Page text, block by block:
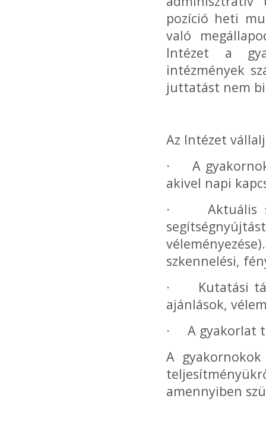
pozíció heti
való
Intézet a
intézmények
juttatást nem
Az Intézet
· A
akivel napi
· Aktuális
szkennelési,
· Kutatási
ajánlások,
· A gyakorlat
A
amennyiben